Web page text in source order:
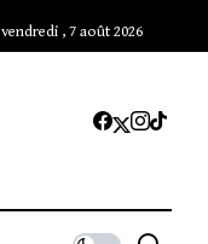
vendredi , 7 août 2026